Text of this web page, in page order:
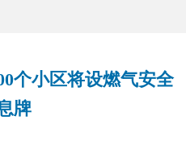
个小区将设燃气安全
牌